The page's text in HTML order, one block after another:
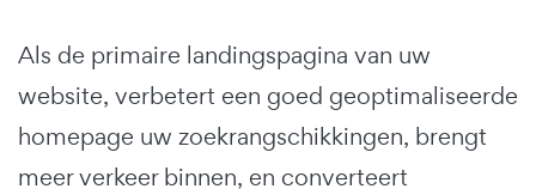
Als de primaire landingspagina van uw
website, verbetert een goed geoptimaliseerde
homepage uw zoekrangschikkingen, brengt
meer verkeer binnen, en converteert